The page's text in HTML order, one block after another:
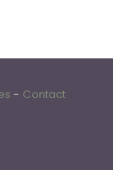
Contact